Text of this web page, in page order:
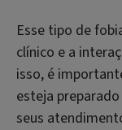
Esse tipo de
clínico e a
isso, é
esteja
seus